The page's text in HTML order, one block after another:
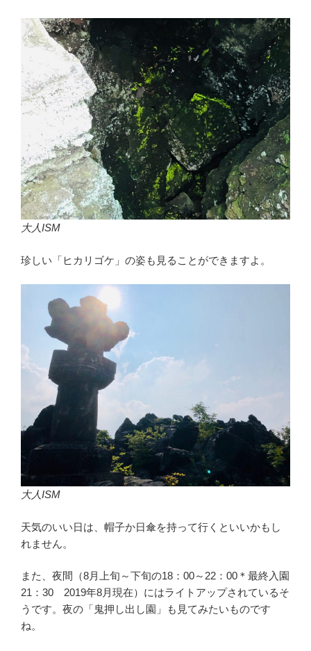
大人ISM
珍しい「ヒカリゴケ」の姿も見ることができますよ。
大人ISM
天気のいい日は、帽子か日傘を持って行くといいかもし
れません。
また、夜間（8月上旬～下旬の18：00～22：00＊最終入園
21：30 2019年8月現在）にはライトアップされているそ
うです。夜の「鬼押し出し園」も見てみたいものです
ね。